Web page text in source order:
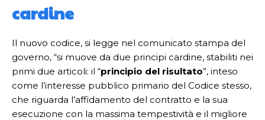
cardine
Il nuovo codice, si legge nel comunicato stampa del
governo, “si muove da due principi cardine, stabiliti nei
primi due articoli: il “principio del risultato”, inteso
come l’interesse pubblico primario del Codice stesso,
che riguarda l’affidamento del contratto e la sua
esecuzione con la massima tempestività e il migliore